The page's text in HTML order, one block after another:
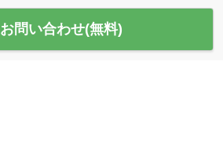
お問い合わせ(無料)